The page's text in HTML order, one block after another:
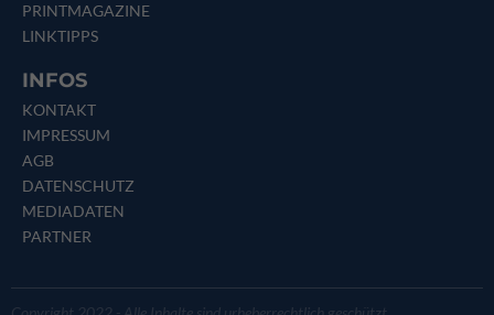
PRINTMAGAZINE
LINKTIPPS
INFOS
KONTAKT
IMPRESSUM
AGB
DATENSCHUTZ
MEDIADATEN
PARTNER